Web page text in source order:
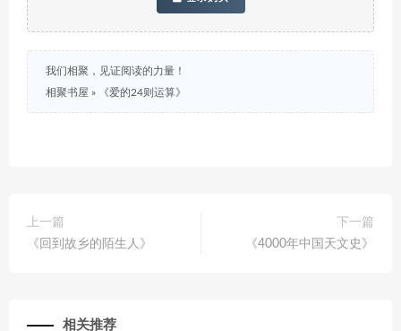
我们相聚，见证阅读的力量！
相聚书屋 » 《爱的24则运算》
上一篇
《回到故乡的陌生人》
下一篇
《4000年中国天文史》
相关推荐